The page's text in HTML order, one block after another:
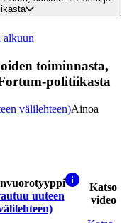
alkuun
toiminnasta,
politiikasta
välilehteen)Ainoa
uuteen
Katso
video